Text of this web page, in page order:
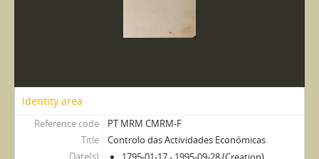
Identity area
Reference code
PT MRM CMRM-F
Title
Controlo das Actividades Económicas
Date(s)